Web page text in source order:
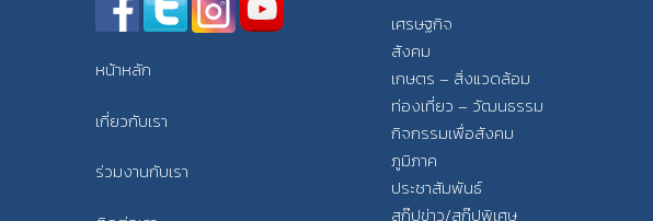
หน้าหลัก
เกี่ยวกับเรา
ร่วมงานกับเรา
เศรษฐกิจ
สังคม
เกษตร – สิ่งแวดล้อม
ท่องเที่ยว – วัฒนธรรม
กิจกรรมเพื่อสังคม
ภูมิภาค
ประชาสัมพันธ์
สกู๊ปข่าว/สกู๊ปพิเศษ